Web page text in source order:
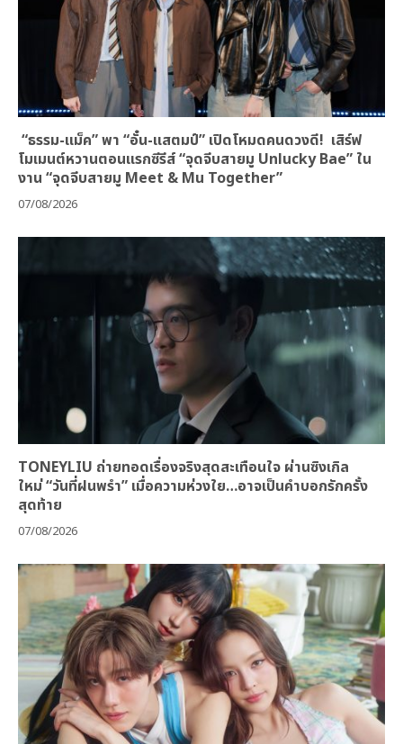
“ธรรม-แม็ค” พา “อั๋น-แสตมป์” เปิดโหมดคนดวงดี! เสิร์ฟ
โมเมนต์หวานตอนแรกซีรีส์ “จุดจีบสายมู Unlucky Bae” ใน
งาน “จุดจีบสายมู Meet & Mu Together”
07/08/2026
TONEYLIU ถ่ายทอดเรื่องจริงสุดสะเทือนใจ ผ่านซิงเกิล
ใหม่ “วันที่ฝนพรำ” เมื่อความห่วงใย…อาจเป็นคำบอกรักครั้ง
สุดท้าย
07/08/2026